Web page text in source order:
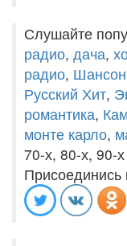
Слушайте
радио, дача,
радио, Шансон
Русский Хит,
романтика,
монте карло,
70-х, 80-х, 90-
Присоединись